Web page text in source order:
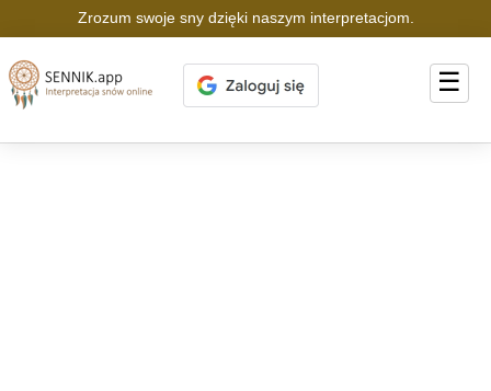
Zrozum swoje sny dzięki naszym interpretacjom.
☰